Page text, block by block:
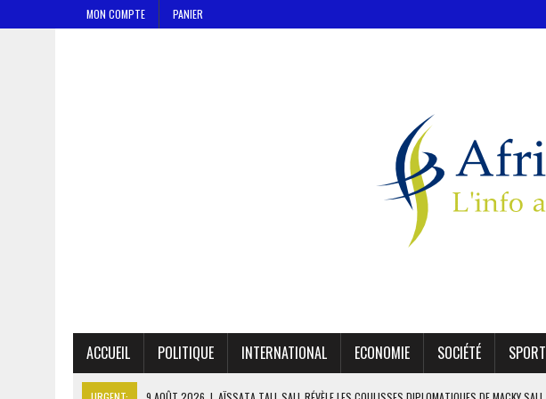
MON COMPTE PANIER
ACCUEIL POLITIQUE INTERNATIONAL ECONOMIE SOCIÉTÉ SPORT